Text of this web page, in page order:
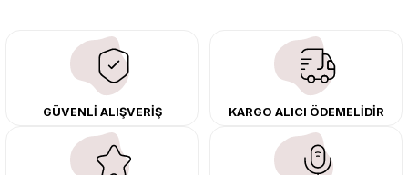
çıkma orijinal ürünler ile yenileyebilir, body kit uygulamalarıyla aracınızın
tasarımını ve aerodinamisini üst seviyeye taşıyabilirsiniz.
Tüm ürünlerimiz orijinal, dayanıklı ve uzun ömürlüdür. İstanbul’daki montaj
merkezimizde profesyonel montaj yapıyor, Türkiye’nin her yerine güvenli
kargo ile teslimat gerçekleştiriyoruz. Aracınıza değer katmak için doğru
adres: Egzoz Sepeti.
GÜVENLİ ALIŞVERİŞ KARGO ALICI ÖDEMELİDİR